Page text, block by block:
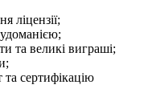
ліцензії;
та великі виграші;
сертифікацію